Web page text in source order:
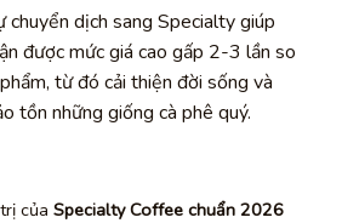
chuyển dịch sang Specialty giúp
được mức giá cao gấp 2-3 lần so
từ đó cải thiện đời sống và
tồn những giống cà phê quý.
của Specialty Coffee chuẩn 2026